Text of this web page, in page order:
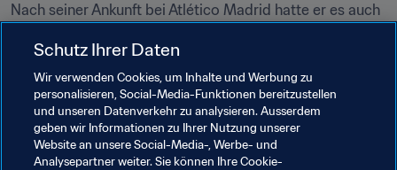
Nach seiner Ankunft bei Atlético Madrid hatte er es auch
Engagement bei den Königlichen
Reyes bald erneut die Koffer und ging auf Leihbasis zu
Benfica Lissabon. Dort tankte er unter Trainer Quique
Sánchez Flores neues Selbstvertrauen. Nach seiner
Rückkehr zu Atlético gelang es ihm, die Fans auf seine
Seite zu ziehen, und aus den Pfiffen wurde Beifall. Er war
Schutz Ihrer Daten
Wir verwenden Cookies, um Inhalte und Werbung zu
personalisieren, Social-Media-Funktionen bereitzustellen
und unseren Datenverkehr zu analysieren. Ausserdem
geben wir Informationen zu Ihrer Nutzung unserer
Website an unsere Social-Media-, Werbe- und
Analysepartner weiter. Sie können Ihre Cookie-